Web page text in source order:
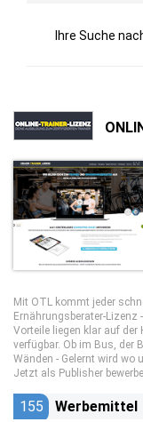
Ihre Suche
Mit OTL kommt jeder
Ernährungsberater-
Vorteile liegen klar auf der
verfügbar. Ob im Bus, der
Wänden - Gelernt wird wo
Jetzt als Publisher
155 Werbemittel